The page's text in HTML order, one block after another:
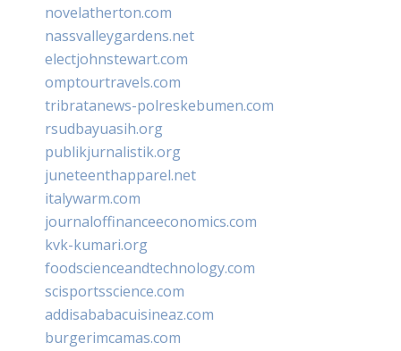
novelatherton.com
nassvalleygardens.net
electjohnstewart.com
omptourtravels.com
tribratanews-polreskebumen.com
rsudbayuasih.org
publikjurnalistik.org
juneteenthapparel.net
italywarm.com
journaloffinanceeconomics.com
kvk-kumari.org
foodscienceandtechnology.com
scisportsscience.com
addisababacuisineaz.com
burgerimcamas.com